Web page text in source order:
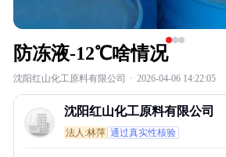
防冻液-12℃啥情况
沈阳红山化工原料有限公司 · 2026-04-06 14:22:05
沈阳红山化工原料有限公司
法人:林萍 通过真实性核验